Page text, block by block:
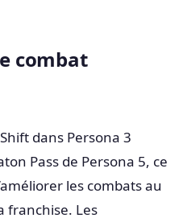
combat
dans Persona 3
Pass de Persona 5, ce
les combats au
franchise. Les